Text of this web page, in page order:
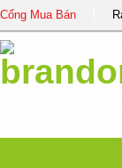
Cổng Mua Bán